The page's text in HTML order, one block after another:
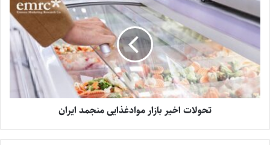
تحولات اخیر بازار موادغذایی منجمد ایران